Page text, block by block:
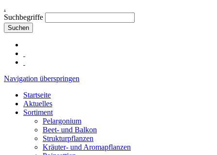
.
Suchbegriffe
Suchen
Navigation überspringen
Startseite
Aktuelles
Sortiment
Pelargonium
Beet- und Balkon
Strukturpflanzen
Kräuter- und Aromapflanzen